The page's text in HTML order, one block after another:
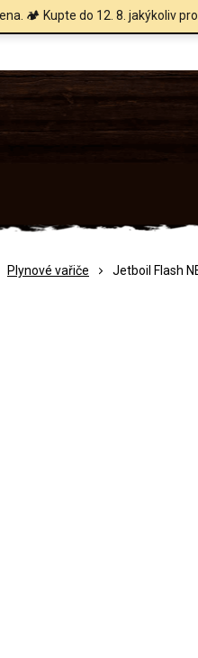
🏕️ Kupte do 12. 8. jakýkoliv
Plynové vařiče Jetboil Flash